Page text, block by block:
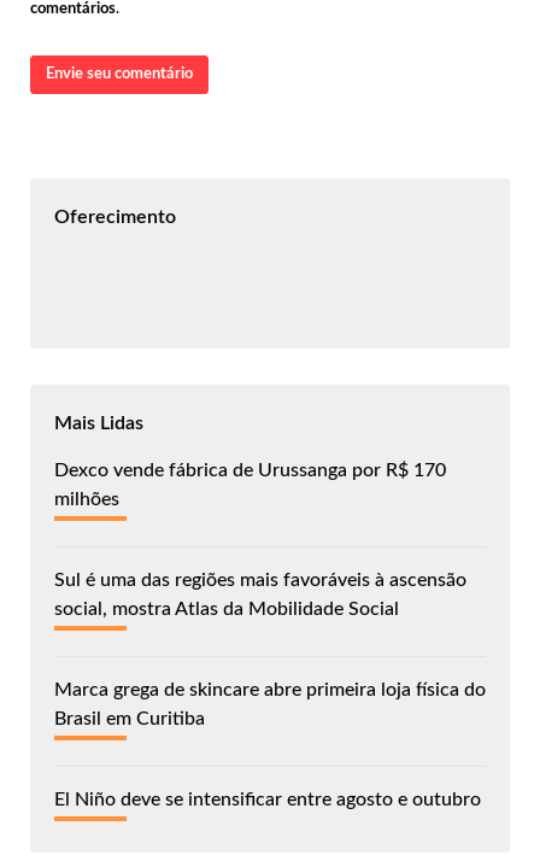
comentários.
Envie seu comentário
Oferecimento
Mais Lidas
Dexco vende fábrica de Urussanga por R$ 170
milhões
Sul é uma das regiões mais favoráveis à ascensão
social, mostra Atlas da Mobilidade Social
Marca grega de skincare abre primeira loja física do
Brasil em Curitiba
El Niño deve se intensificar entre agosto e outubro